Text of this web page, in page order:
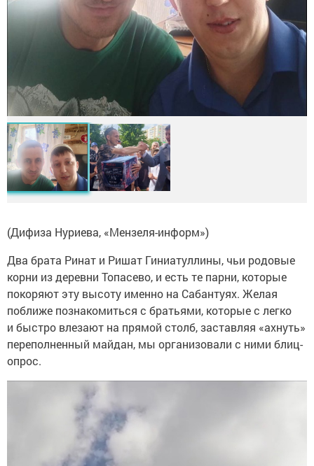
(Дифиза Нуриева, «Мензеля-информ»)
Два брата Ринат и Ришат Гиниатуллины, чьи родовые
корни из деревни Топасево, и есть те парни, которые
покоряют эту высоту именно на Сабантуях. Желая
поближе познакомиться с братьями, которые с легко
и быстро влезают на прямой столб, заставляя «ахнуть»
переполненный майдан, мы организовали с ними блиц-
опрос.